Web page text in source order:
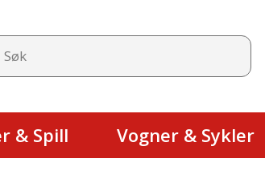
& Spill Vogner & Sykler